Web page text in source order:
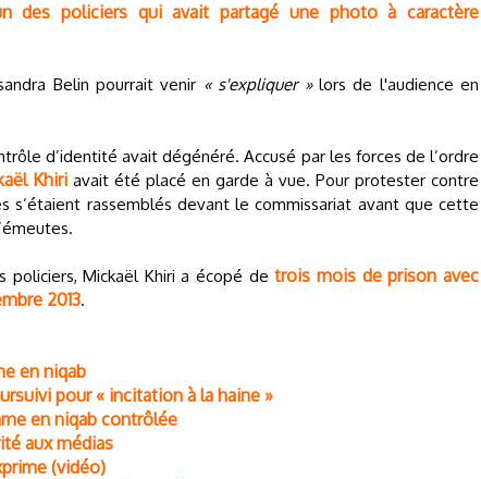
des policiers qui avait partagé une photo à caractère
Belin pourrait venir « s'expliquer »lors de l'audience en
d’identité avait dégénéré. Accusé par les forces de l’ordre
Khiri avait été placé en garde à vue. Pour protester contre
s’étaient rassemblés devant le commissariat avant que cette
Mickaël Khiri a écopé de trois mois de prison avec
2013.
en niqab
pour « incitation à la haine »
en niqab contrôlée
aux médias
(vidéo)